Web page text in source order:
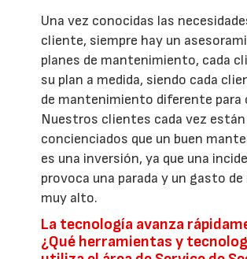
Una vez conocidas las
cliente, siempre hay un
planes de mantenimiento, cada
su plan a medida, siendo cada
de mantenimiento diferente para
Nuestros clientes cada vez
concienciados que un buen
es una inversión, ya que una
provoca una parada y un gasto
muy alto.
La tecnología avanza
¿Qué herramientas y